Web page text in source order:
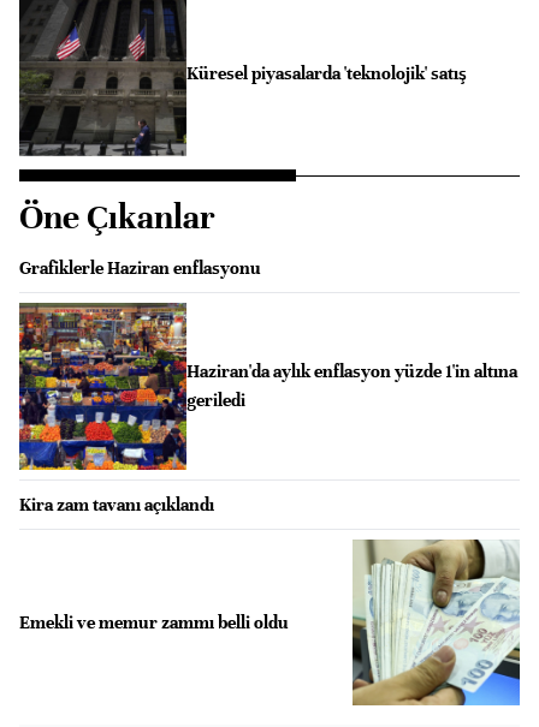
Küresel piyasalarda 'teknolojik' satış
Öne Çıkanlar
Grafiklerle Haziran enflasyonu
Haziran'da aylık enflasyon yüzde 1'in altına
geriledi
Kira zam tavanı açıklandı
Emekli ve memur zammı belli oldu